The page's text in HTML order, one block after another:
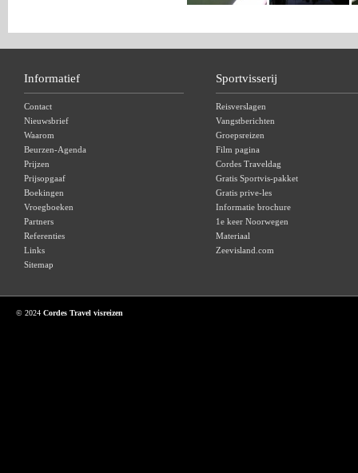
Informatief
Contact
Nieuwsbrief
Waarom
Beurzen-Agenda
Prijzen
Prijsopgaaf
Boekingen
Vroegboeken
Partners
Referenties
Links
Sitemap
Sportvisserij
Reisverslagen
Vangstberichten
Groepsreizen
Film pagina
Cordes Traveldag
Gratis Sportvis-pakket
Gratis prive-les
Informatie brochure
1e keer Noorwegen
Materiaal
Zeevisland.com
© 2024 Cordes Travel visreizen